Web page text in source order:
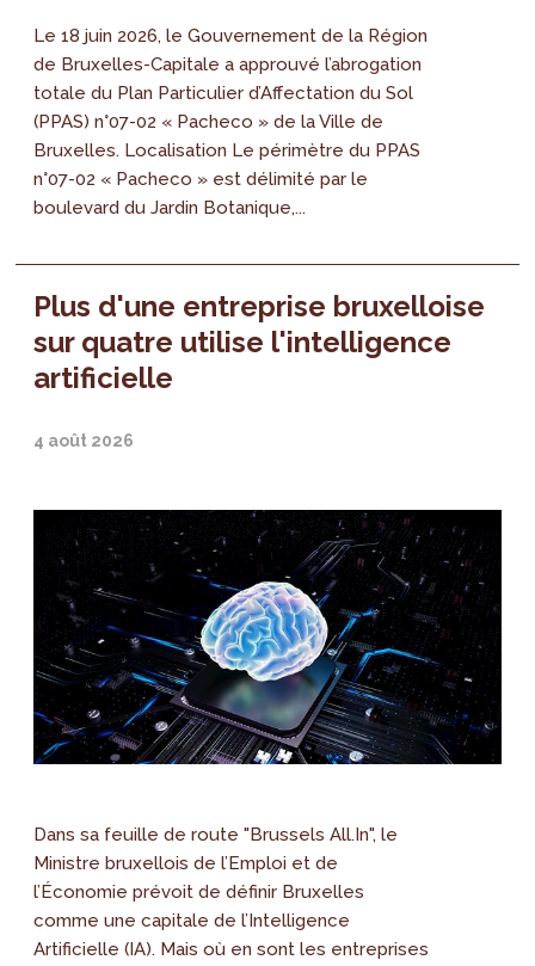
Le 18 juin 2026, le Gouvernement de la Région
de Bruxelles-Capitale a approuvé l’abrogation
totale du Plan Particulier d’Affectation du Sol
(PPAS) n°07-02 « Pacheco » de la Ville de
Bruxelles. Localisation Le périmètre du PPAS
n°07-02 « Pacheco » est délimité par le
boulevard du Jardin Botanique,...
Plus d'une entreprise bruxelloise
sur quatre utilise l'intelligence
artificielle
4 août 2026
Dans sa feuille de route "Brussels All.In", le
Ministre bruxellois de l’Emploi et de
l’Économie prévoit de définir Bruxelles
comme une capitale de l’Intelligence
Artificielle (IA). Mais où en sont les entreprises